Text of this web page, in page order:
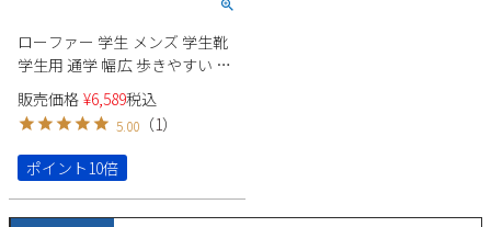
ローファー 学生 メンズ 学生靴
学生用 通学 幅広 歩きやすい 柔
らか 痛くない 履きやすい 疲れ
にくい ビジネスシューズ 通勤
Parade 97035 ブラック
販売価格 ¥6,589税込
5.00 （1）
ポイント10倍